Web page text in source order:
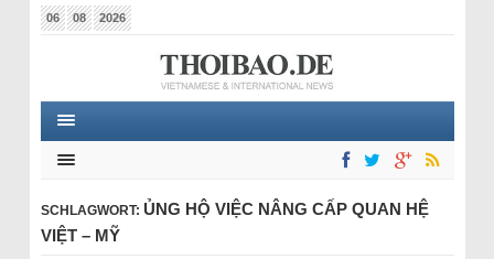
06 08 2026
SCHLAGWORT: ỦNG HỘ VIỆC NÂNG CẤP QUAN HỆ
VIỆT – MỸ